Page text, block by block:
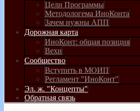
Цели Программы
Методологема ИноКонта
Зачем нужны АПП
Дорожная карта
ИноКонт: общая позиция
Вехи
Сообщество
Вступить в МОИП
Регламент "ИноКонт"
Эл. ж. "Концепты"
Обратная связь